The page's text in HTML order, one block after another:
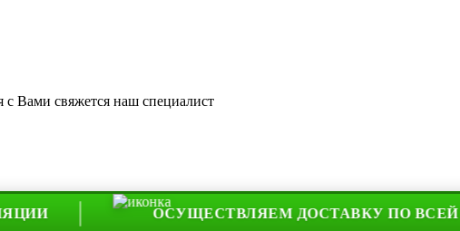
Вами свяжется наш специалист
ОСУЩЕСТВЛЯЕМ ДОСТАВКУ ПО ВСЕЙ